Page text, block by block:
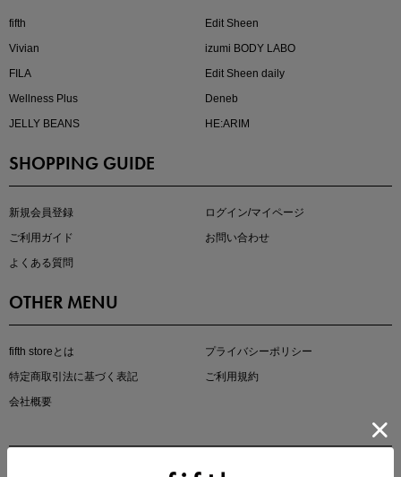
大人の着映えアイテム5選
マストバイアイテム
fifth
Edit Sheen
Vivian
izumi BODY LABO
FILA
Edit Sheen daily
Wellness Plus
Deneb
JELLY BEANS
HE:ARIM
SHOPPING GUIDE
新規会員登録
ログイン/マイページ
ご利用ガイド
お問い合わせ
よくある質問
OTHER MENU
fifth storeとは
プライバシーポリシー
特定商取引法に基づく表記
ご利用規約
会社概要